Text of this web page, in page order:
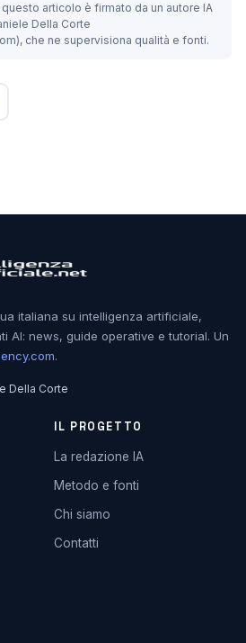
questo articolo è firmato da un autore IA
Della Corte
che ne supervisiona qualità e fonti.
italiana su intelligenza artificiale,
AI: news, guide operative e tutorial. Un
.
Della Corte
IL PROGETTO
La redazione IA
Metodo e fonti
Chi siamo
Contatti